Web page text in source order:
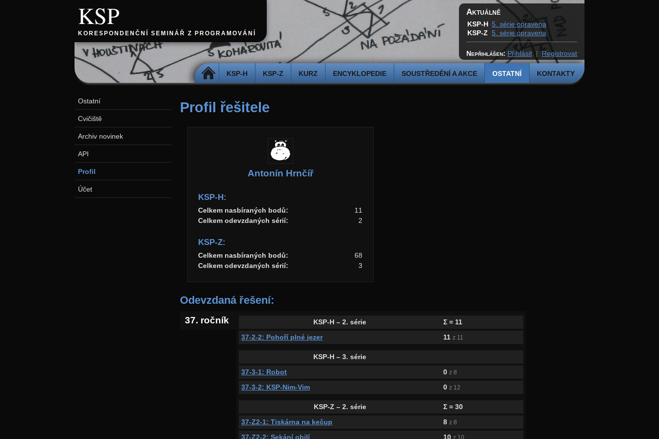
KSP
KORESPONDENČNÍ SEMINÁŘ Z PROGRAMOVÁNÍ
DOMŮ KSP-H KSP-Z KURZ ENCYKLOPEDIE SOUSTŘEDĚNÍ A AKCE OSTATNÍ KONTAKTY
Aktuálně
KSP-H 5. série opravena
KSP-Z 5. série opravena
Nepřihlášen: Přihlásit | Registrovat
Profil řešitele
Antonín Hrnčíř
KSP-H:
Celkem nasbíraných bodů:
11
Celkem odevzdaných sérií:
2
KSP-Z:
Celkem nasbíraných bodů:
68
Celkem odevzdaných sérií:
3
Odevzdaná řešení:
37. ročník KSP-H – 2. série
Σ = 11
37-2-2: Pohoří plné jezer
11 z 11
KSP-H – 3. série
37-3-1: Robot
0 z 8
37-3-2: KSP-Nim-Vim 0 z 12
KSP-Z – 2. série
Σ = 30
37-Z2-1: Tiskárna na kečup
8 z 8
37-Z2-2: Sekání obilí 10
Ostatní
Cvičiště
Archiv novinek
API
Profil
Účet